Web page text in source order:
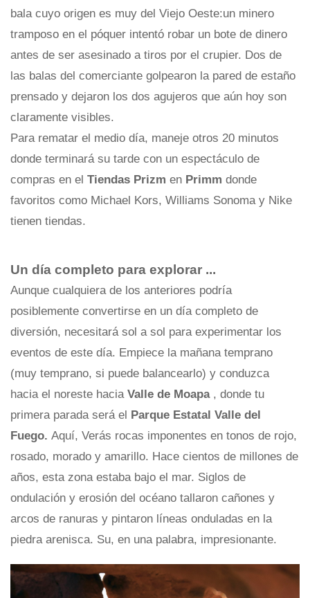
bala cuyo origen es muy del Viejo Oeste:un minero
tramposo en el póquer intentó robar un bote de dinero
antes de ser asesinado a tiros por el crupier. Dos de
las balas del comerciante golpearon la pared de estaño
prensado y dejaron los dos agujeros que aún hoy son
claramente visibles.
Para rematar el medio día, maneje otros 20 minutos
donde terminará su tarde con un espectáculo de
compras en el Tiendas Prizm en Primm donde
favoritos como Michael Kors, Williams Sonoma y Nike
tienen tiendas.
Un día completo para explorar ...
Aunque cualquiera de los anteriores podría
posiblemente convertirse en un día completo de
diversión, necesitará sol a sol para experimentar los
eventos de este día. Empiece la mañana temprano
(muy temprano, si puede balancearlo) y conduzca
hacia el noreste hacia Valle de Moapa , donde tu
primera parada será el Parque Estatal Valle del
Fuego. Aquí, Verás rocas imponentes en tonos de rojo,
rosado, morado y amarillo. Hace cientos de millones de
años, esta zona estaba bajo el mar. Siglos de
ondulación y erosión del océano tallaron cañones y
arcos de ranuras y pintaron líneas onduladas en la
piedra arenisca. Su, en una palabra, impresionante.